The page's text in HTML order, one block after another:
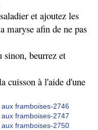
et ajoutez les
maryse afin de ne pas
sinon, beurrez et
cuisson à l'aide d'une